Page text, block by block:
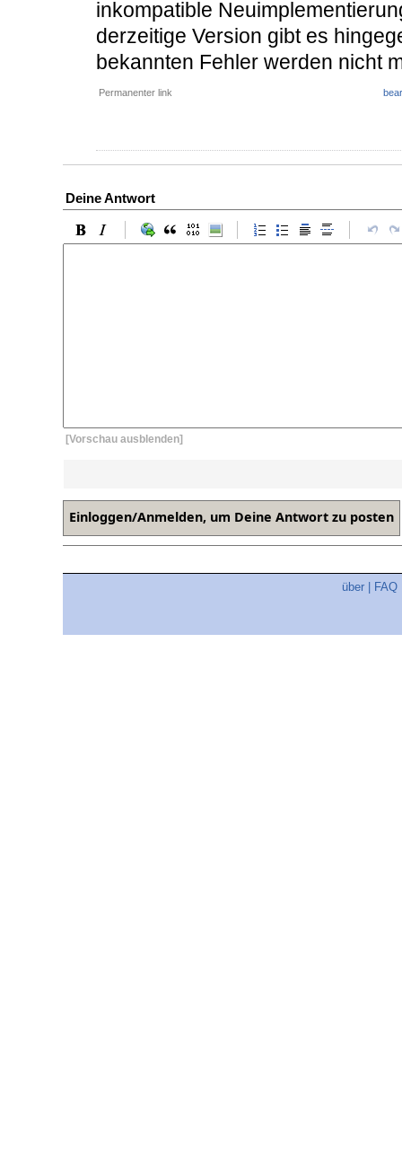
inkompatible
derzeitige Version gibt es
bekannten Fehler werden nicht
Permanenter link
Deine Antwort
[Vorschau ausblenden]
über FAQ